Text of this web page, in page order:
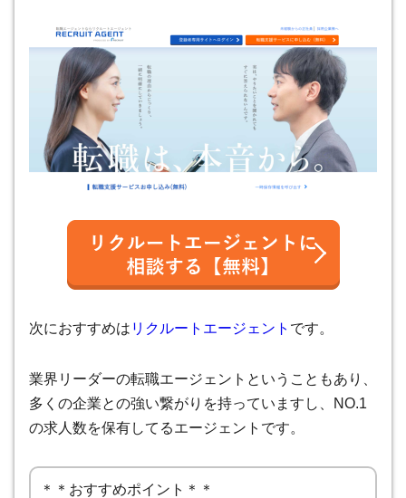
次におすすめは リクルートエージェント です。
業界リーダーの転職エージェントということもあり、
多くの企業との強い繋がりを持っていますし、NO.1
の求人数を保有してるエージェントです。
＊＊おすすめポイント＊＊